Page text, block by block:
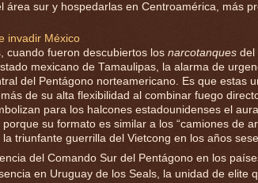
área sur y hospedarlas en Centroamérica, más
invadir México
cuando fueron descubiertos los narcotanques del
mexicano de Tamaulipas, la alarma de
del Pentágono norteamericano. Es que estas
de su alta flexibilidad al combinar fuego
para los halcones estadounidenses el
su formato es similar a los “camiones de
triunfante guerrilla del Vietcong en los años
del Comando Sur del Pentágono en los
en Uruguay de los Seals, la unidad de elite